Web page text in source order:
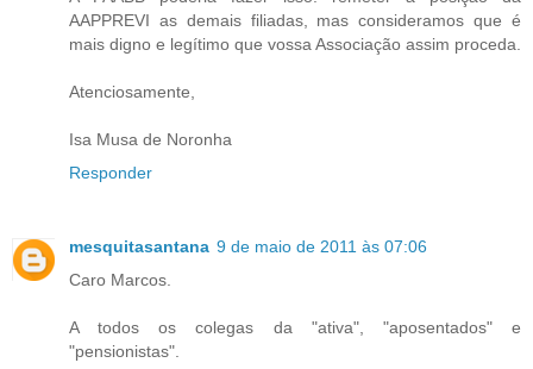
AAPPREVI as demais filiadas, mas consideramos que é
mais digno e legítimo que vossa Associação assim proceda.
Atenciosamente,
Isa Musa de Noronha
Responder
mesquitasantana 9 de maio de 2011 às 07:06
Caro Marcos.
A todos os colegas da "ativa", "aposentados" e
"pensionistas".